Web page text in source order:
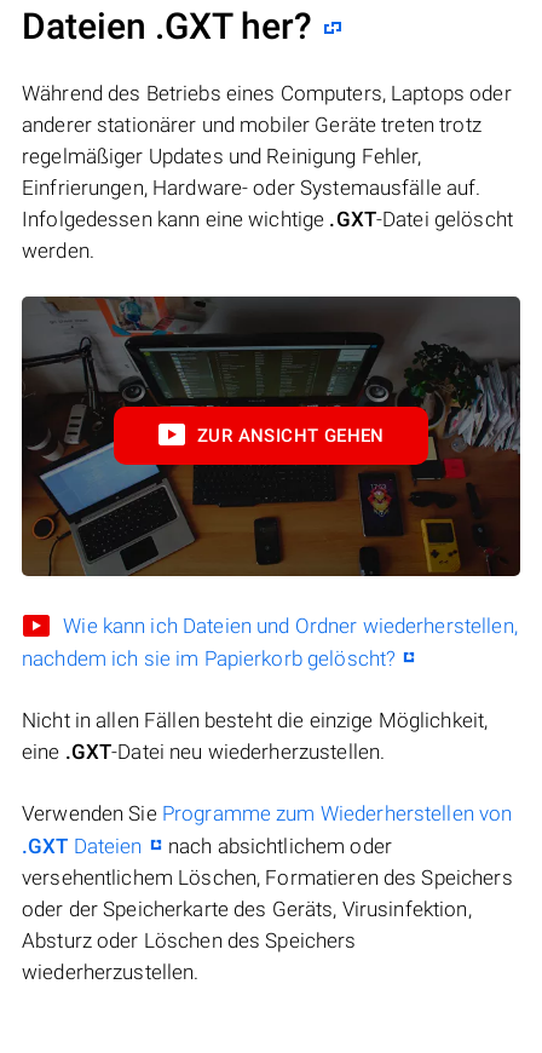
Dateien .GXT her?
Während des Betriebs eines Computers, Laptops oder
anderer stationärer und mobiler Geräte treten trotz
regelmäßiger Updates und Reinigung Fehler,
Einfrierungen, Hardware- oder Systemausfälle auf.
Infolgedessen kann eine wichtige .GXT-Datei gelöscht
werden.
ZUR ANSICHT GEHEN
Wie kann ich Dateien und Ordner wiederherstellen,
nachdem ich sie im Papierkorb gelöscht?
Nicht in allen Fällen besteht die einzige Möglichkeit,
eine .GXT-Datei neu wiederherzustellen.
Verwenden Sie Programme zum Wiederherstellen von
.GXT Dateien
nach absichtlichem oder
versehentlichem Löschen, Formatieren des Speichers
oder der Speicherkarte des Geräts, Virusinfektion,
Absturz oder Löschen des Speichers
wiederherzustellen.